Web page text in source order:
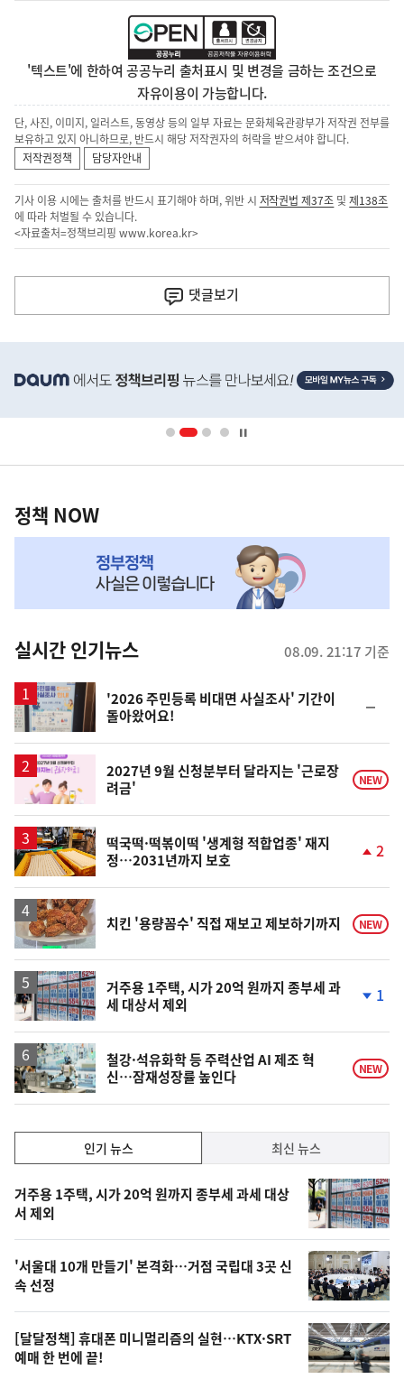
'텍스트'에 한하여 공공누리 출처표시 및 변경을 금하는 조건으로
자유이용이 가능합니다.
단, 사진, 이미지, 일러스트, 동영상 등의 일부 자료는 문화체육관광부가 저작권 전부를
보유하고 있지 아니하므로, 반드시 해당 저작권자의 허락을 받으셔야 합니다.
저작권정책
담당자안내
기사 이용 시에는 출처를 반드시 표기해야 하며, 위반 시 저작권법 제37조 및제138조
에 따라 처벌될 수 있습니다.
<자료출처=정책브리핑 www.korea.kr>
다
음
기
댓글보기
단
영
책
NOW,
뉴
스
정책 NOW
실시간 인기뉴스 08.09. 21:17 기준
'2026 주민등록 비대면 사실조사' 기간이
돌아왔어요!
일
2027년 9월 신청분부터 달라지는 '근로장
려금'
NEW
떡국떡·떡볶이떡 '생계형 적합업종' 재지
정…2031년까지 보호
승
2
치킨 '용량꼼수' 직접 재보고 제보하기까지 NEW
거주용 1주택, 시가 20억 원까지 종부세 과
세 대상서 제외
락
1
철강·석유화학 등 주력산업 AI 제조 혁
신…잠재성장률 높인다
NEW
기,
최
신,
오
늘
의
영
상
인기 뉴스 최신 뉴스
기
뉴
스
거주용 1주택, 시가 20억 원까지 종부세 과세 대상
서 제외
'서울대 10개 만들기' 본격화…거점 국립대 3곳 신
속 선정
[달달정책] 휴대폰 미니멀리즘의 실현…KTX·SRT
예매 한 번에 끝!